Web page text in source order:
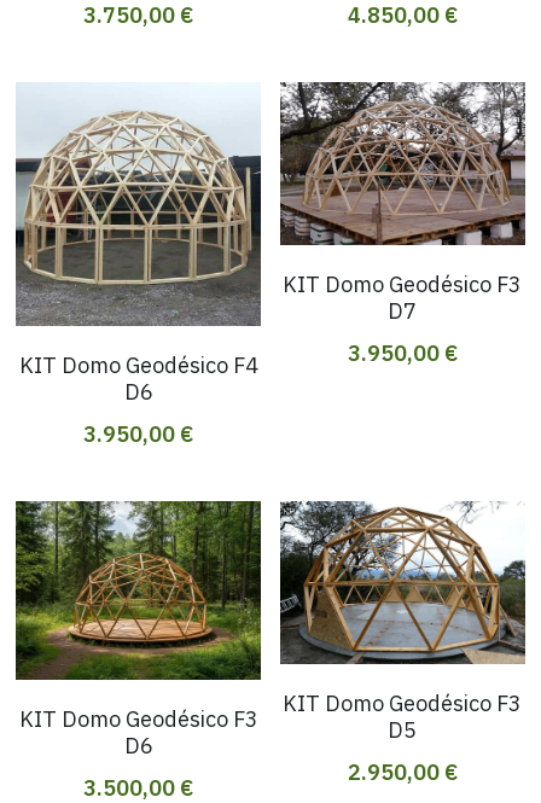
3.750,00 €
4.850,00 €
KIT Domo Geodésico F4
D6
3.950,00 €
KIT Domo Geodésico F3
D7
3.950,00 €
KIT Domo Geodésico F3
D6
3.500,00 €
KIT Domo Geodésico F3
D5
2.950,00 €